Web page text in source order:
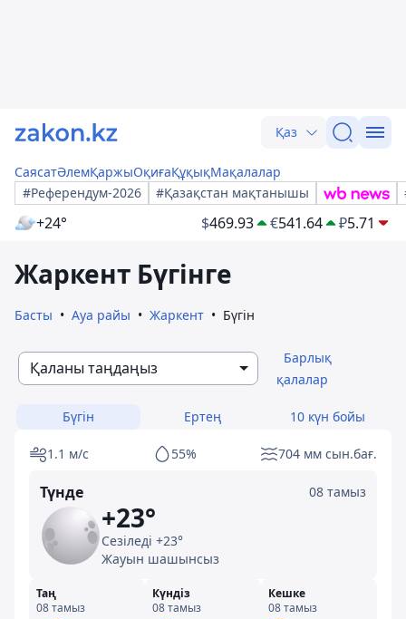
Қаз
СаясатӘлемҚаржыОқиғаҚұқықМақалалар
#Референдум-2026
#Қазақстан мақтанышы
+24° $469.93 €541.64 ₽5.71
Жаркент Бүгінге
Басты Ауа райы Жаркент Бүгін
Қаланы таңдаңыз
Барлық
қалалар
Бүгін Ертең 10 күн бойы
1.1 м/с 55% 704 мм сын.бағ.
Түнде 08 тамыз
+23°
Сезіледі +23°
Жауын шашынсыз
Таң
08 тамыз
Күндіз
08 тамыз
Кешке
08 тамыз